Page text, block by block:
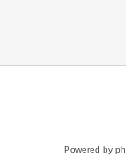
Powered by